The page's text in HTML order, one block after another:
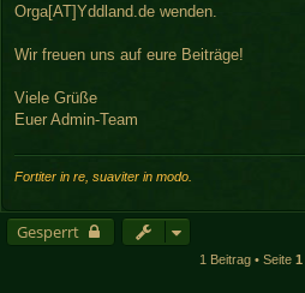
Orga[AT]Yddland.de wenden.
Wir freuen uns auf eure Beiträge!
Viele Grüße
Euer Admin-Team
Fortiter in re, suaviter in modo.
Gesperrt
1 Beitrag • Seite 1